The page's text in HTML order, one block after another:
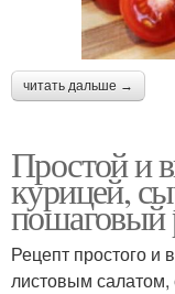
читать дальше →
Простой и
курицей,
пошаговый
Рецепт простого и
листовым